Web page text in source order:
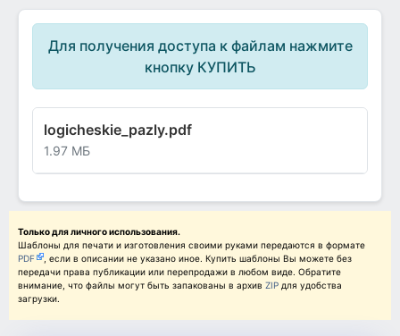
Для получения доступа к файлам нажмите
кнопку КУПИТЬ
logicheskie_pazly.pdf
1.97 МБ
Только для личного использования.
Шаблоны для печати и изготовления своими руками передаются в формате
PDF
, если в описании не указано иное. Купить шаблоны Вы можете без
передачи права публикации или перепродажи в любом виде. Обратите
внимание, что файлы могут быть запакованы в архив ZIP для удобства
загрузки.